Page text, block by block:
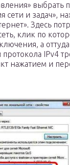
выбрать
сети и задач»,
Здесь
клик по
а оттуда
IPv4
нажатием и